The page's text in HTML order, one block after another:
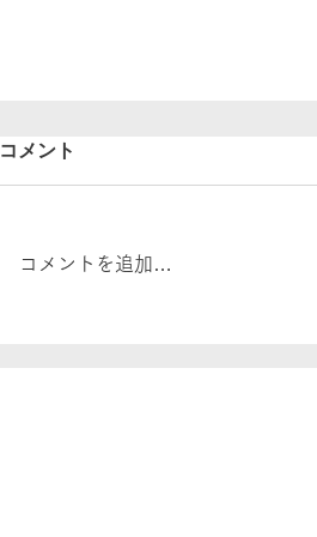
コメント
コメントを追加…